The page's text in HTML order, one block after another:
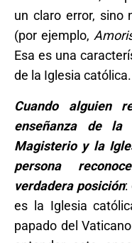
un claro error, sino
(por ejemplo,
Esa es una
de la Iglesia católica.
Cuando alguien
enseñanza de
Magisterio y la
persona
verdadera posición:
es la Iglesia
papado del